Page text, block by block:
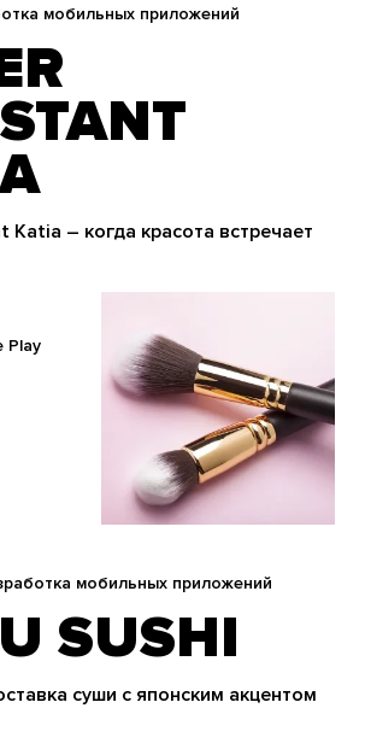
мобильных приложений
Katia – когда красота встречает
Play
мобильных приложений
суши с японским акцентом
SUSHI